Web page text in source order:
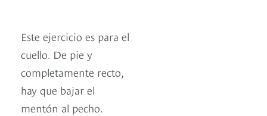
Este ejercicio es para el
cuello. De pie y
completamente recto,
hay que bajar el
mentón al pecho.